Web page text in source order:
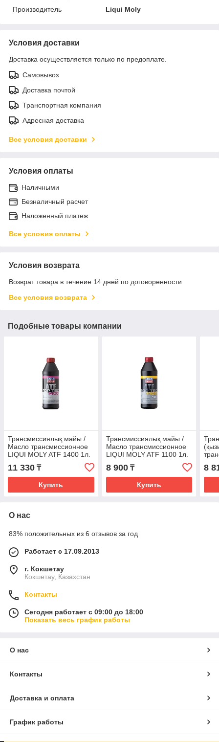
Производитель
Liqui Moly
Условия доставки
Доставка осуществляется только по предоплате.
Самовывоз
Доставка почтой
Транспортная компания
Адресная доставка
Все условия доставки
Условия оплаты
Наличными
Безналичный расчет
Наложенный платеж
Все условия оплаты
Условия возврата
Возврат товара в течение 14 дней по договоренности
Все условия возврата
Подобные товары компании
Трансмиссиялық майы /
Масло трансмиссионное
LIQUI MOLY ATF 1400 1л.
(3662) CVT
11 330 ₸
Купить
Трансмиссиялық майы /
Масло трансмиссионное
LIQUI MOLY ATF 1100 1л.
(6шт) (3651)
8 900₸
Купить
8
О нас
83% положительных из 6 отзывов за год
Работает с 17.09.2013
г. Кокшетау
Кокшетау, Казахстан
Контакты
Сегодня работает с 09:00 до 18:00
Показать весь график работы
О нас
Контакты
Доставка и оплата
График работы